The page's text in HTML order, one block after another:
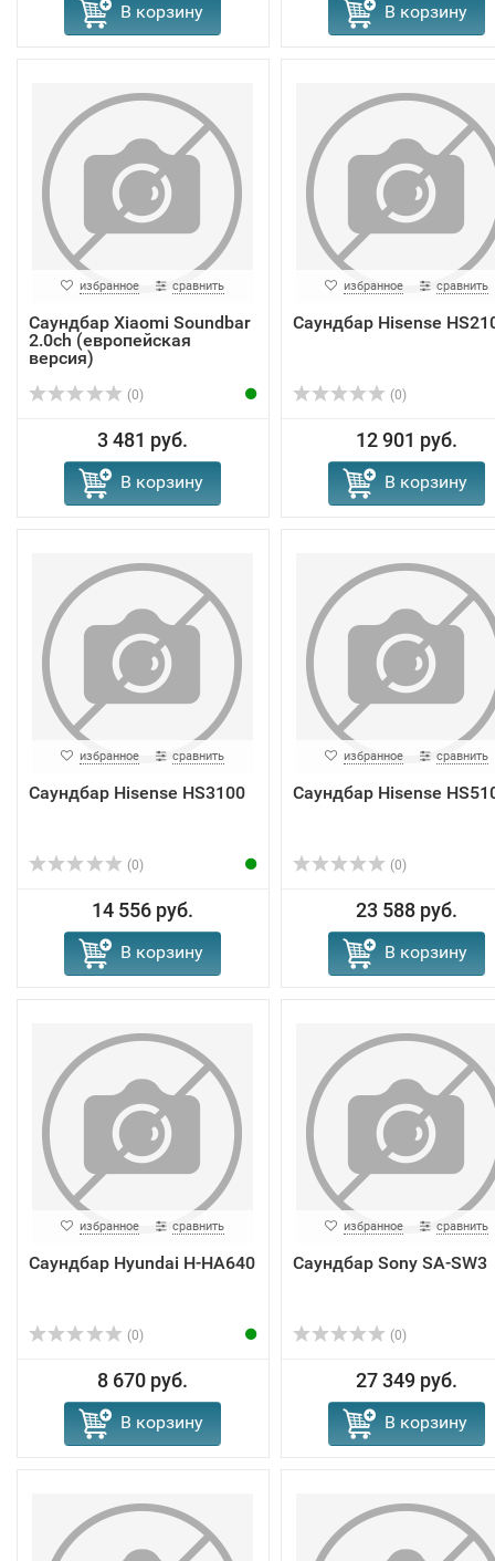
В корзину В корзину
избранное сравнить
Саундбар Xiaomi Soundbar
2.0ch (европейская
версия)
(0)
3 481 руб.
В корзину
избранное сравнить
Саундбар Hisense
(0)
12 901 руб.
В корзину
избранное сравнить
Саундбар Hisense HS3100
(0)
14 556 руб.
В корзину
избранное сравнить
Саундбар Hisense
(0)
23 588 руб.
В корзину
избранное сравнить
Саундбар Hyundai H-HA640
(0)
8 670 руб.
В корзину
избранное сравнить
Саундбар Sony SA-SW3
(0)
27 349 руб.
В корзину